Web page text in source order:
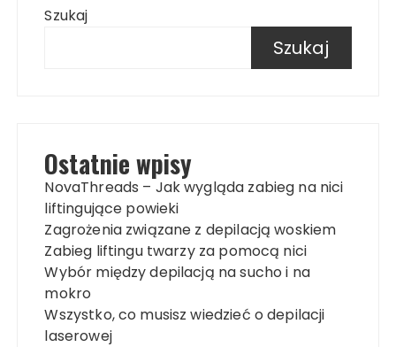
Szukaj
Szukaj
Ostatnie wpisy
NovaThreads – Jak wygląda zabieg na nici
liftingujące powieki
Zagrożenia związane z depilacją woskiem
Zabieg liftingu twarzy za pomocą nici
Wybór między depilacją na sucho i na
mokro
Wszystko, co musisz wiedzieć o depilacji
laserowej